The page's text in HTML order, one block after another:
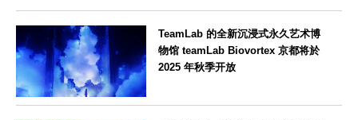
TeamLab 的全新沉浸式永久艺术博
物馆 teamLab Biovortex 京都将於
2025 年秋季开放